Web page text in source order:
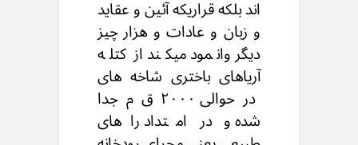
اند بلکه قراریکه آئین و عقاید
و زبان و عادات و هزار چیز
دیگر وانمود میکند از کتله
آریاهای باختری شاخه های
در حوالی ۲۰۰۰ ق م جدا
شده و در امتداد راهای